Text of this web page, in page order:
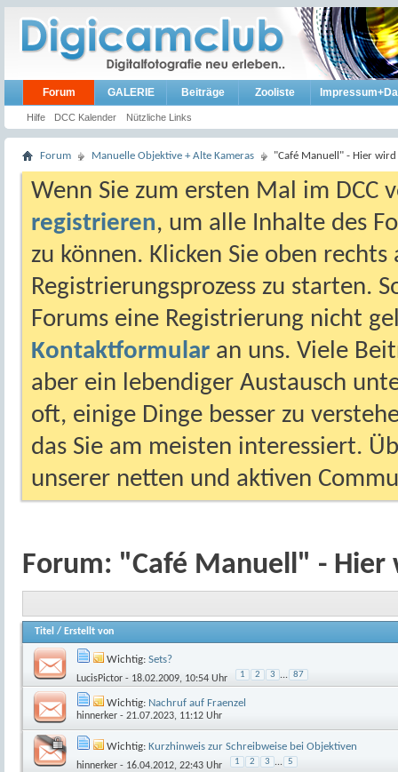
Forum
Hilfe DCC Kalender Nützliche Links
GALERIE Beiträge Zooliste
Forum Manuelle Objektive + Alte Kameras "Café Manuell" - Hier
Wenn Sie zum ersten Mal im DCC
registrieren, um alle Inhalte des
zu können. Klicken Sie oben
Registrierungsprozess zu starten.
Forums eine Registrierung nicht
Kontaktformular an uns. Viele
aber ein lebendiger Austausch
oft, einige Dinge besser zu
das Sie am meisten interessiert.
unserer netten und aktiven
Forum: "Café Manuell" -
Titel / Erstellt von
Wichtig: Sets?
LucisPictor - 18.02.2009, 10:54 Uhr 1 2 3 ... 87
Wichtig: Nachruf auf Fraenzel
hinnerker - 21.07.2023, 11:12 Uhr
Wichtig: Kurzhinweis zur Schreibweise bei Objektiven
hinnerker - 16.04.2012, 22:43 Uhr 1 2 3 ... 5